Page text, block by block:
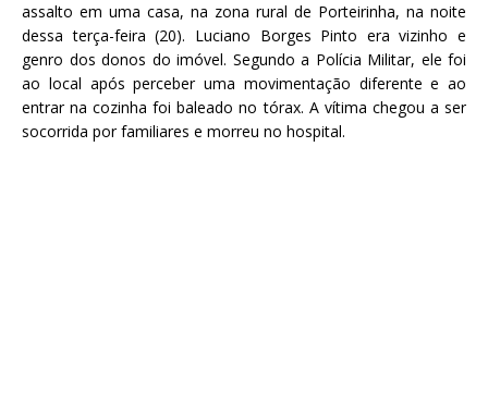
assalto em uma casa, na zona rural de Porteirinha, na noite
dessa terça-feira (20). Luciano Borges Pinto era vizinho e
genro dos donos do imóvel. Segundo a Polícia Militar, ele foi
ao local após perceber uma movimentação diferente e ao
entrar na cozinha foi baleado no tórax. A vítima chegou a ser
socorrida por familiares e morreu no hospital.